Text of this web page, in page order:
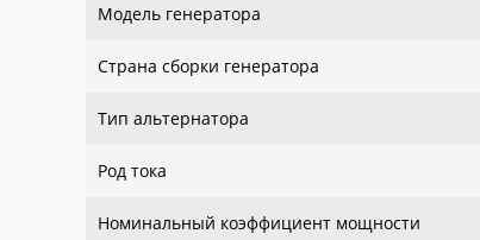
Модель генератора
Страна сборки генератора
Тип альтернатора
Род тока
Номинальный коэффициент мощности